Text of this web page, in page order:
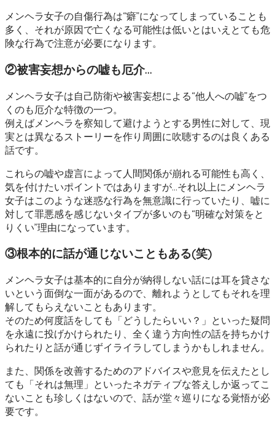
メンヘラ女子の自傷行為は“癖”になってしまっていることも
多く、それが原因で亡くなる可能性は低いとはいえとても危
険な行為で注意が必要になります。
②被害妄想からの嘘も厄介…
メンヘラ女子は自己防衛や被害妄想による“他人への嘘”をつ
くのも厄介な特徴の一つ。
例えばメンヘラを察知して避けようとする男性に対して、現
実とは異なるストーリーを作り周囲に吹聴するのは良くある
話です。
これらの嘘や虚言によって人間関係が崩れる可能性も高く、
気を付けたいポイントではありますが…それ以上にメンヘラ
女子はこのような迷惑な行為を無意識に行っていたり、嘘に
対して罪悪感を感じないタイプが多いのも“明確な対策をと
りくい”理由になっています。
③根本的に話が通じないこともある(笑)
メンヘラ女子は基本的に自分が納得しない話には耳を貸さな
いという面倒な一面があるので、離れようとしてもそれを理
解してもらえないこともあります。
そのため何度話をしても「どうしたらいい？」といった疑問
を永遠に投げかけられたり、全く違う方向性の話を持ちかけ
られたりと話が通じずイライラしてしまうかもしれません。
また、関係を改善するためのアドバイスや意見を伝えたとし
ても「それは無理」といったネガティブな答えしか返ってこ
ないことも珍しくはないので、話が堂々巡りになる覚悟が必
要です。